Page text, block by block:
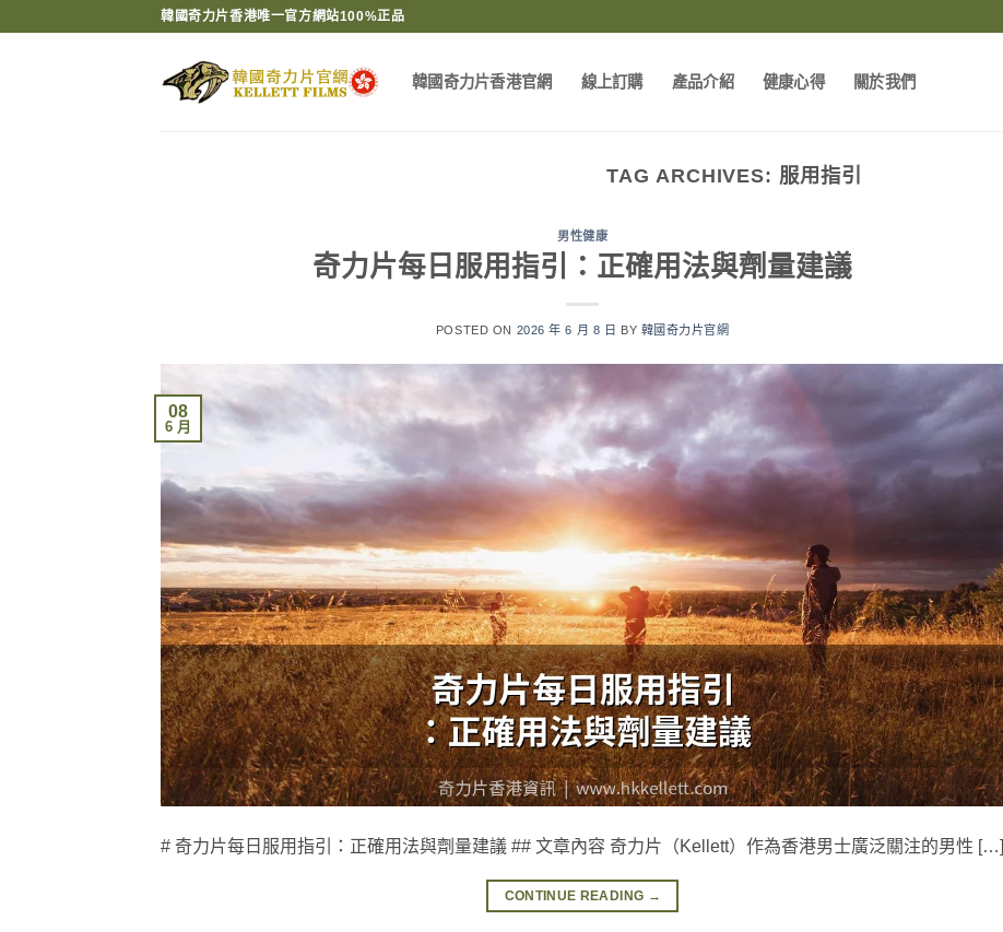
韓國奇力片香港唯一官方網站100%正品
韓國奇力片香港官網 線上訂購 產品介紹 健康心得 關於我們
TAG ARCHIVES: 服用指引
男性健康
奇力片每日服用指引：正確用法與劑量建議
POSTED ON 2026 年 6 月 8 日 BY 韓國奇力片官網
08
6 月
# 奇力片每日服用指引：正確用法與劑量建議 ## 文章內容 奇力片（Kellett）作為香港男士廣泛關注的男性 […]
CONTINUE READING →